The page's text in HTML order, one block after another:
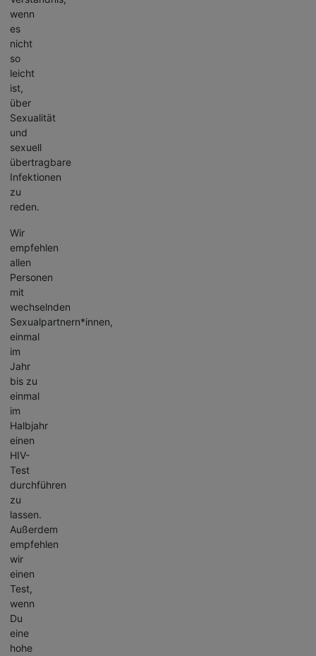
wenn
es
nicht
so
leicht
ist,
über
Sexualität
und
sexuell
übertragbare
Infektionen
zu
reden.
Wir
empfehlen
allen
Personen
mit
wechselnden
Sexualpartnern*innen,
einmal
im
Jahr
bis zu
einmal
im
Halbjahr
einen
HIV-
Test
durchführen
zu
lassen.
Außerdem
empfehlen
wir
einen
Test,
wenn
Du
eine
hohe